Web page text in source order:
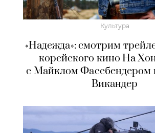
Культура
«Надежда»: смотрим
корейского кино На
с Майклом Фассбендером
Викандер